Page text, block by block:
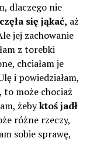
dlaczego nie
się jąkać, aż
jej zachowanie
z torebki
chciałam je
i powiedziałam,
to może chociaż
żebyktoś jadł
różne rzeczy,
sobie sprawę,